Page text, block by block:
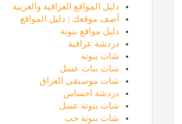
دليل المواقع العراقية والعربية
أضف موقعك | دليل المواقع
دليل مواقع بنوتة
دردشة عراقية
شات بنوتة
شات بنات عسل
شات موسيقى العراق
دردشة احساس
شات بنوتة عسل
شات بنوتة حب